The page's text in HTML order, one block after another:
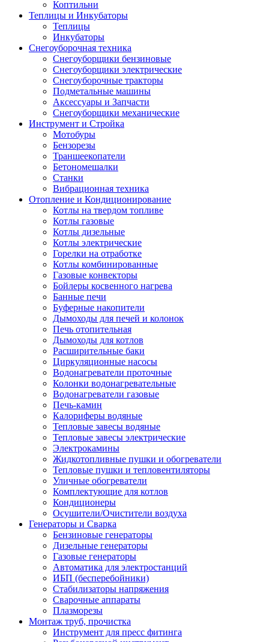
Коптильни
Теплицы и Инкубаторы
Теплицы
Инкубаторы
Снегоуборочная техника
Снегоуборщики бензиновые
Снегоуборщики электрические
Снегоуборочные тракторы
Подметальные машины
Аксессуары и Запчасти
Снегоуборщики механические
Инструмент и Стройка
Мотобуры
Бензорезы
Траншеекопатели
Бетономешалки
Станки
Вибрационная техника
Отопление и Кондиционирование
Котлы на твердом топливе
Котлы газовые
Котлы дизельные
Котлы электрические
Горелки на отработке
Котлы комбинированные
Газовые конвекторы
Бойлеры косвенного нагрева
Банные печи
Буферные накопители
Дымоходы для печей и колонок
Печь отопительная
Дымоходы для котлов
Расширительные баки
Циркуляционные насосы
Водонагреватели проточные
Колонки водонагревательные
Водонагреватели газовые
Печь-камин
Калориферы водяные
Тепловые завесы водяные
Тепловые завесы электрические
Электрокамины
Жидкотопливные пушки и обогреватели
Тепловые пушки и тепловентиляторы
Уличные обогреватели
Комплектующие для котлов
Кондиционеры
Осушители/Очистители воздуха
Генераторы и Сварка
Бензиновые генераторы
Дизельные генераторы
Газовые генераторы
Автоматика для электростанций
ИБП (бесперебойники)
Стабилизаторы напряжения
Сварочные аппараты
Плазморезы
Монтаж труб, прочистка
Инструмент для пресс фитинга